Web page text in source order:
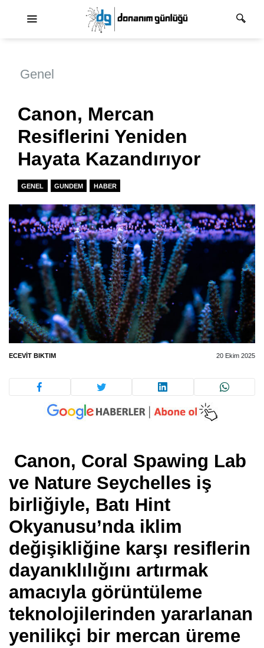
Genel
Canon, Mercan
Resiflerini Yeniden
Hayata Kazandırıyor
GENEL GUNDEM HABER
ECEVIT BIKTIM 20 Ekim 2025
Canon, Coral Spawing Lab
ve Nature Seychelles iş
birliğiyle, Batı Hint
Okyanusu’nda iklim
değişikliğine karşı resiflerin
dayanıklılığını artırmak
amacıyla görüntüleme
teknolojilerinden yararlanan
yenilikçi bir mercan üreme